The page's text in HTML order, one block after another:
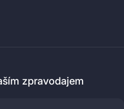
zpravodajem